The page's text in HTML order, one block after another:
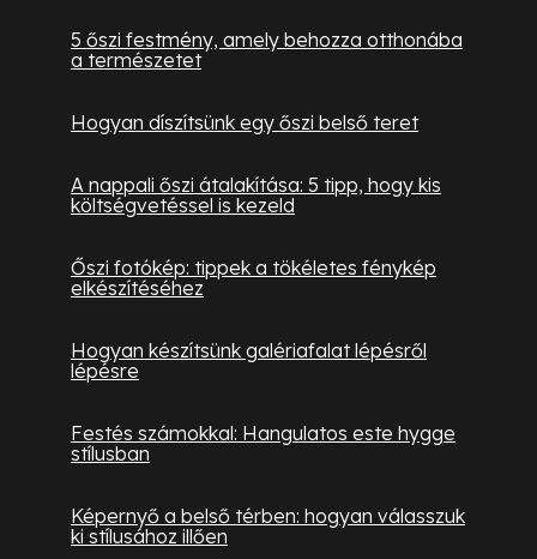
5 őszi festmény, amely behozza otthonába
a természetet
Hogyan díszítsünk egy őszi belső teret
A nappali őszi átalakítása: 5 tipp, hogy kis
költségvetéssel is kezeld
Őszi fotókép: tippek a tökéletes fénykép
elkészítéséhez
Hogyan készítsünk galériafalat lépésről
lépésre
Festés számokkal: Hangulatos este hygge
stílusban
Képernyő a belső térben: hogyan válasszuk
ki stílusához illően